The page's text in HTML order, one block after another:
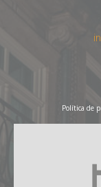
Política de